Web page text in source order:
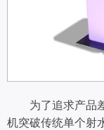
为了追求产品差
机突破传统单个射